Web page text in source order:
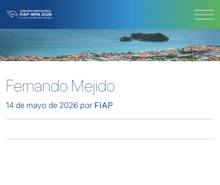
Fernando Mejido
14 de mayo de 2026 por FIAP